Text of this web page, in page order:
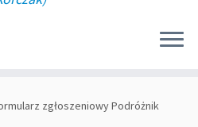
zgłoszeniowy Podróżnik